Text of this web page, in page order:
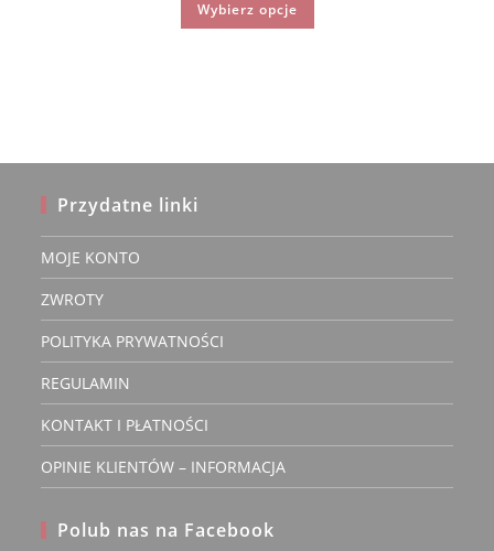
Wybierz opcje
ma
Przydatne linki
MOJE KONTO
ZWROTY
POLITYKA PRYWATNOŚCI
REGULAMIN
KONTAKT I PŁATNOŚCI
OPINIE KLIENTÓW – INFORMACJA
Polub nas na Facebook